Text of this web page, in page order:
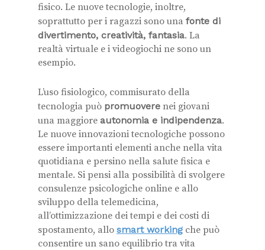
fisico. Le nuove tecnologie, inoltre,
soprattutto per i ragazzi sono una fonte di
divertimento, creatività, fantasia. La
realtà virtuale e i videogiochi ne sono un
esempio.
L’uso fisiologico, commisurato della
tecnologia può promuovere nei giovani
una maggiore autonomia e indipendenza.
Le nuove innovazioni tecnologiche possono
essere importanti elementi anche nella vita
quotidiana e persino nella salute fisica e
mentale. Si pensi alla possibilità di svolgere
consulenze psicologiche online e allo
sviluppo della telemedicina,
all’ottimizzazione dei tempi e dei costi di
spostamento, allo smart working che può
consentire un sano equilibrio tra vita